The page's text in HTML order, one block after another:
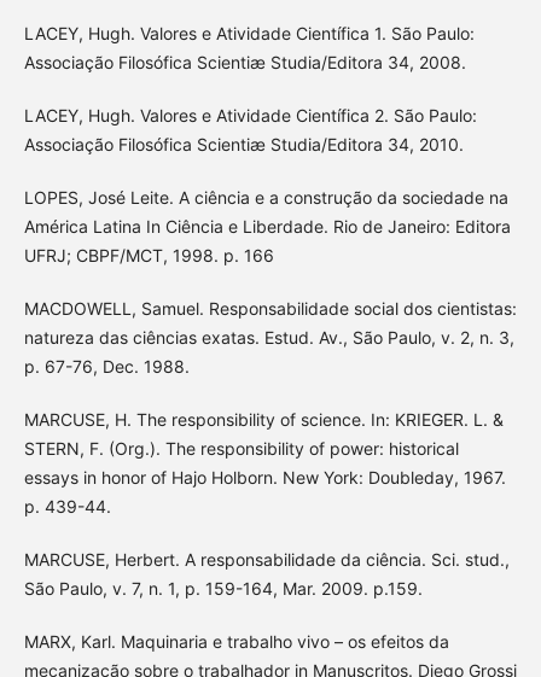
LACEY, Hugh. Valores e Atividade Científica 1. São Paulo:
Associação Filosófica Scientiæ Studia/Editora 34, 2008.
LACEY, Hugh. Valores e Atividade Científica 2. São Paulo:
Associação Filosófica Scientiæ Studia/Editora 34, 2010.
LOPES, José Leite. A ciência e a construção da sociedade na
América Latina In Ciência e Liberdade. Rio de Janeiro: Editora
UFRJ; CBPF/MCT, 1998. p. 166
MACDOWELL, Samuel. Responsabilidade social dos cientistas:
natureza das ciências exatas. Estud. Av., São Paulo, v. 2, n. 3,
p. 67-76, Dec. 1988.
MARCUSE, H. The responsibility of science. In: KRIEGER. L. &
STERN, F. (Org.). The responsibility of power: historical
essays in honor of Hajo Holborn. New York: Doubleday, 1967.
p. 439-44.
MARCUSE, Herbert. A responsabilidade da ciência. Sci. stud.,
São Paulo, v. 7, n. 1, p. 159-164, Mar. 2009. p.159.
MARX, Karl. Maquinaria e trabalho vivo – os efeitos da
mecanização sobre o trabalhador in Manuscritos. Diego Grossi